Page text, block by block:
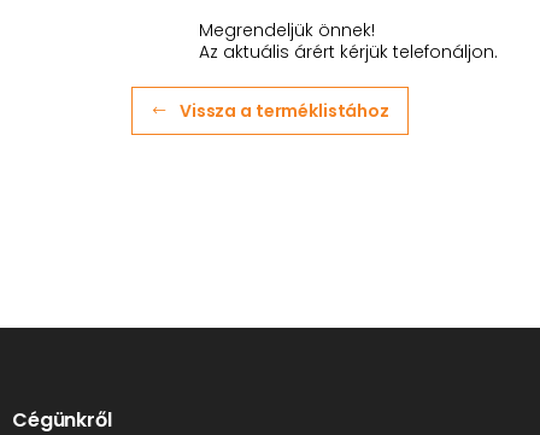
Megrendeljük önnek!
Az aktuális árért kérjük telefonáljon.
Vissza a terméklistához
Cégünkről